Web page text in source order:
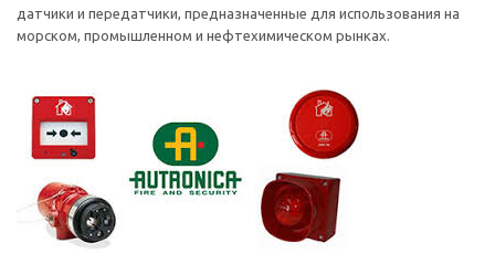
датчики и передатчики, предназначенные для использования на
морском, промышленном и нефтехимическом рынках.